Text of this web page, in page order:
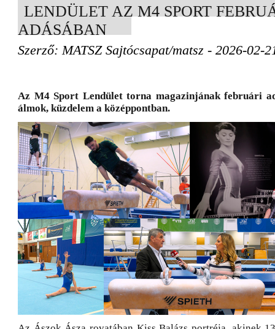
LENDÜLET AZ M4 SPORT
ADÁSÁBAN
Szerző: MATSZ Sajtócsapat/matsz - 2026-02-
Az M4 Sport Lendület torna magazinjának februári
álmok, küzdelem a középpontban.